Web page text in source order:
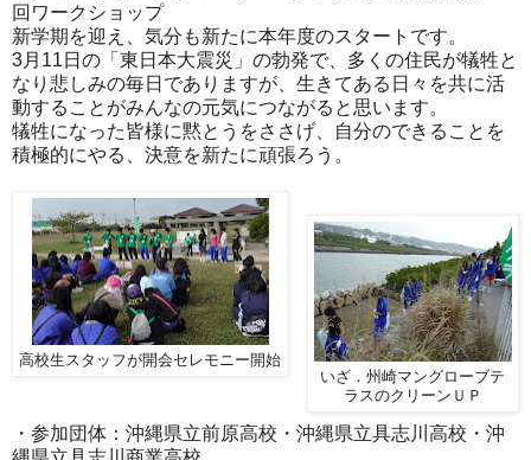
回ワークショップ
新学期を迎え、気分も新たに本年度のスタートです。
3月11日の「東日本大震災」の勃発で、多くの住民が犠牲と
なり悲しみの毎日でありますが、生きてある日々を共に活
動することがみんなの元気につながると思います。
犠牲になった皆様に黙とうをささげ、自分のできることを
積極的にやる、決意を新たに頑張ろう。
高校生スタッフが開会セレモニー開始
いざ．州崎マングローブテ
ラスのクリーンＵＰ
・参加団体：沖縄県立前原高校・沖縄県立具志川高校・沖